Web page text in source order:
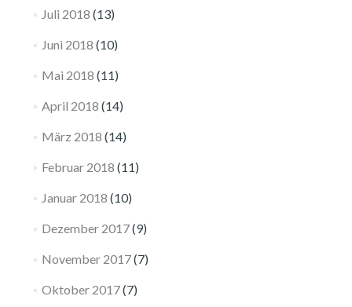
Juli 2018 (13)
Juni 2018 (10)
Mai 2018 (11)
April 2018 (14)
März 2018 (14)
Februar 2018 (11)
Januar 2018 (10)
Dezember 2017(9)
November 2017(7)
Oktober 2017(7)